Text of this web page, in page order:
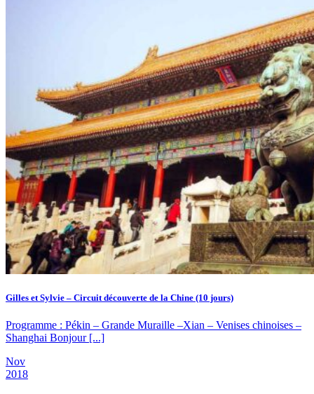
Gilles et Sylvie – Circuit découverte de la Chine (10 jours)
Programme : Pékin – Grande Muraille –Xian – Venises chinoises –
Shanghai Bonjour [...]
Nov
2018